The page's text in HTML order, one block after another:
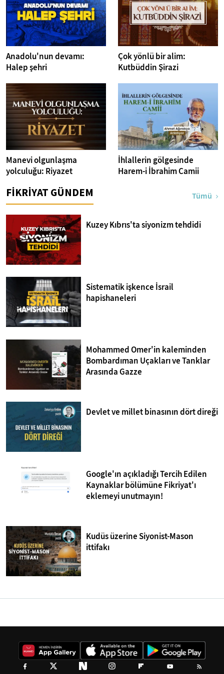
Anadolu'nun devamı:
Halep şehri
Çok yönlü bir alim:
Kutbüddin Şirazi
Manevi olgunlaşma
yolculuğu: Riyazet
İhlallerin gölgesinde
Harem-i İbrahim Camii
FİKRİYAT GÜNDEM Tümü
Kuzey Kıbrıs'ta siyonizm tehdidi
Sistematik işkence İsrail
hapishaneleri
Mohammed Omer'in kaleminden
Bombardıman Uçakları ve Tanklar
Arasında Gazze
Devlet ve millet binasının dört direği
Google'ın açıkladığı Tercih Edilen
Kaynaklar bölümüne Fikriyat'ı
eklemeyi unutmayın!
Kudüs üzerine Siyonist-Mason
ittifakı